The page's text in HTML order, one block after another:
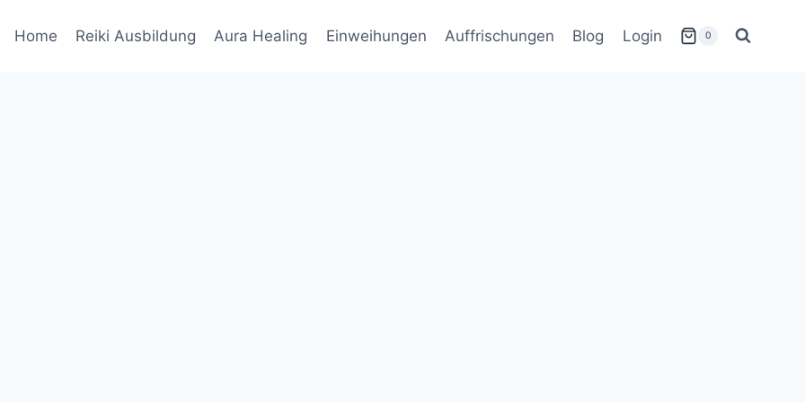
Home Reiki Ausbildung Aura Healing Einweihungen Auffrischungen Blog Login 0